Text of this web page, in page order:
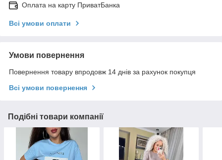
Оплата на карту ПриватБанка
Всі умови оплати
Умови повернення
Повернення товару впродовж 14 днів за рахунок покупця
Всі умови повернення
Подібні товари компанії